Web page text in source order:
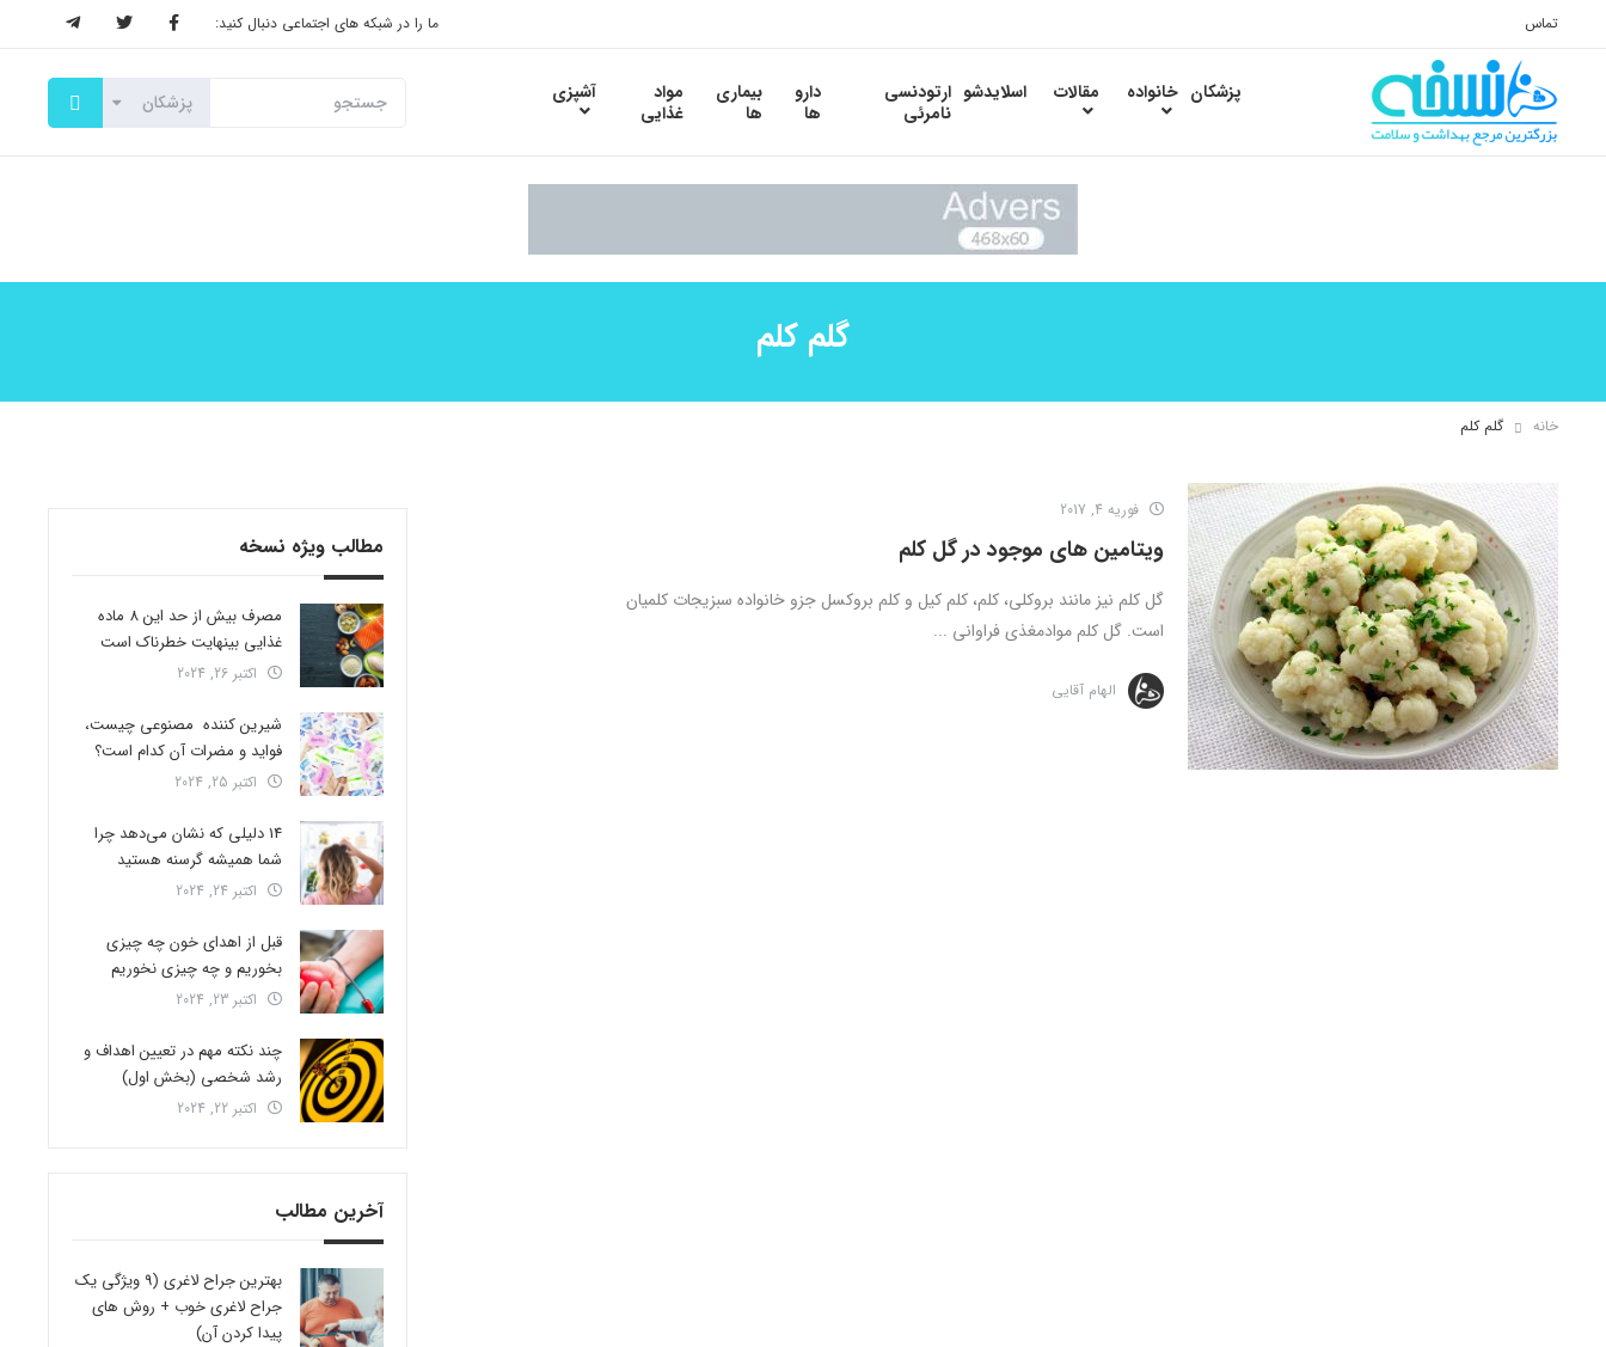
تماس ما را در شبکه های اجتماعی دنبال کنید:
پزشکان خانواده مقالات اسلایدشو ارتودنسی
نامرئی
دارو
ها
بیماری
ها
مواد
غذایی
آشپزی
گلم کلم
خانه گلم کلم
فوریه 4, 2017
ویتامین های موجود در گل کلم
گل کلم نیز مانند بروکلی، کلم، کلم کیل و کلم بروکسل جزو خانواده سبزیجات کلمیان
است. گل کلم موادمغذی فراوانی ...
الهام آقایی
مطالب ویژه نسخه
مصرف بیش از حد این 8 ماده
غذایی بینهایت خطرناک است
اکتبر 26, 2024
شیرین کننده مصنوعی چیست،
فواید و مضرات آن کدام است؟
اکتبر 25, 2024
14 دلیلی که نشان می‌دهد چرا
شما همیشه گرسنه هستید
اکتبر 24, 2024
قبل از اهدای خون چه چیزی
بخوریم و چه چیزی نخوریم
اکتبر 23, 2024
چند نکته مهم در تعیین اهداف و
رشد شخصی (بخش اول)
اکتبر 22, 2024
آخرین مطالب
بهترین جراح لاغری (9 ویژگی یک
جراح لاغری خوب + روش های
پیدا کردن آن)